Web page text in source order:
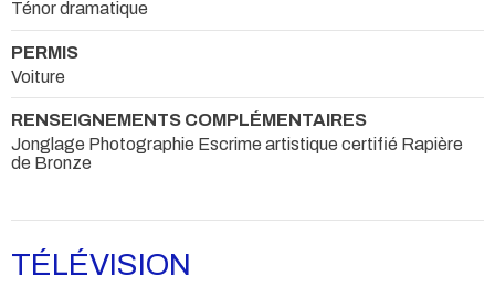
Ténor dramatique
PERMIS
Voiture
RENSEIGNEMENTS COMPLÉMENTAIRES
Jonglage Photographie Escrime artistique certifié Rapière
de Bronze
TÉLÉVISION